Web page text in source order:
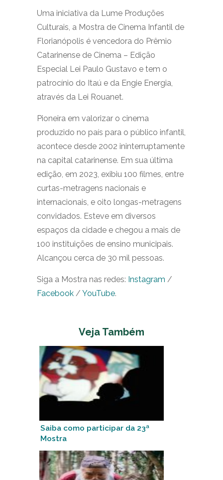
Uma iniciativa da Lume Produções
Culturais, a Mostra de Cinema Infantil de
Florianópolis é vencedora do Prêmio
Catarinense de Cinema – Edição
Especial Lei Paulo Gustavo e tem o
patrocínio do Itaú e da Engie Energia,
através da Lei Rouanet.
Pioneira em valorizar o cinema
produzido no país para o público infantil,
acontece desde 2002 ininterruptamente
na capital catarinense. Em sua última
edição, em 2023, exibiu 100 filmes, entre
curtas-metragens nacionais e
internacionais, e oito longas-metragens
convidados. Esteve em diversos
espaços da cidade e chegou a mais de
100 instituições de ensino municipais.
Alcançou cerca de 30 mil pessoas.
Siga a Mostra nas redes: Instagram /
Facebook / YouTube.
Veja Também
Saiba como participar da 23ª
Mostra